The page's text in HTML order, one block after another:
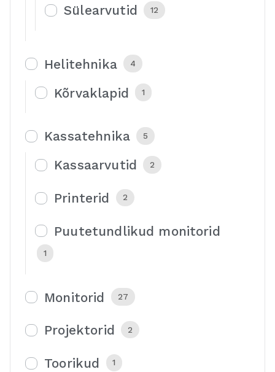
Sülearvutid 12
Helitehnika 4
Kõrvaklapid 1
Kassatehnika 5
Kassaarvutid 2
Printerid 2
Puutetundlikud monitorid
1
Monitorid 27
Projektorid 2
Toorikud 1